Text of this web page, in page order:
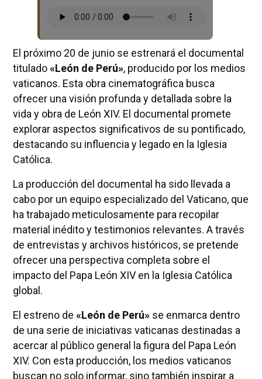
El próximo 20 de junio se estrenará el documental
titulado«León de Perú», producido por los medios
vaticanos. Esta obra cinematográfica busca
ofrecer una visión profunda y detallada sobre la
vida y obra de León XIV. El documental promete
explorar aspectos significativos de su pontificado,
destacando su influencia y legado en la Iglesia
Católica.
La producción del documental ha sido llevada a
cabo por un equipo especializado del Vaticano, que
ha trabajado meticulosamente para recopilar
material inédito y testimonios relevantes. A través
de entrevistas y archivos históricos, se pretende
ofrecer una perspectiva completa sobre el
impacto del Papa León XIV en la Iglesia Católica
global.
El estreno de «León de Perú»se enmarca dentro
de una serie de iniciativas vaticanas destinadas a
acercar al público general la figura del Papa León
XIV. Con esta producción, los medios vaticanos
buscan no solo informar, sino también inspirar a